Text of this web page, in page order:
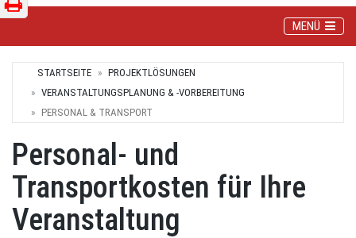
Toggle
MENÜ
STARTSEITE
PROJEKTLÖSUNGEN
VERANSTALTUNGSPLANUNG & -VORBEREITUNG
PERSONAL & TRANSPORT
Personal- und
Transportkosten für Ihre
Veranstaltung